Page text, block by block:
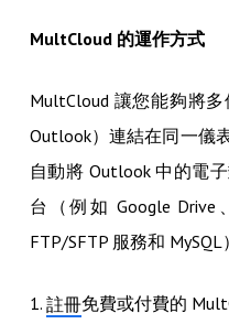
MultCloud 的運作方式
MultCloud 讓您能夠將
Outlook）連結在同一儀
自動將 Outlook 中的電
台（例如 Google
FTP/SFTP 服務和 MySQL
1. 註冊免費或付費的